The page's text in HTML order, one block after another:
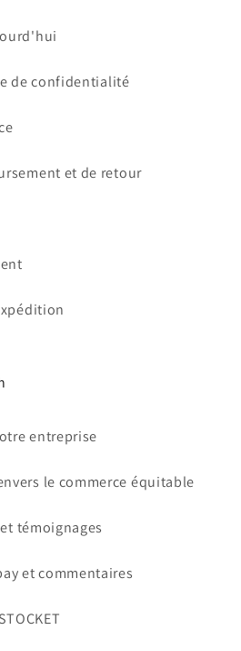
de confidentialité
et de retour
entreprise
le commerce équitable
témoignages
et commentaires